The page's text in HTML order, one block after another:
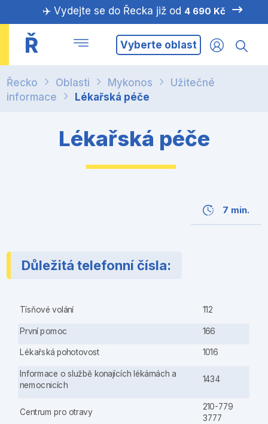
✈️ Vydejte se do Řecka již od 4 690 Kč
Ř Vyberte oblast
Řecko Oblasti Mykonos
Užitečné
informace
Lékařská péče
Lékařská péče
7 min.
Důležitá telefonní čísla:
Tísňové volání 112
První pomoc 166
Lékařská pohotovost 1016
Informace o službě konajících lékárnách a
nemocnicích
1434
Centrum pro otravy
210-779
3777